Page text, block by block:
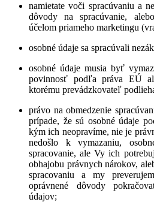
namietate voči spracúvaniu a
dôvody na spracúvanie,
účelom priameho marketingu
osobné údaje sa spracúvali
osobné údaje musia byť
povinnosť podľa práva EÚ
ktorému prevádzkovateľ
právo na obmedzenie
prípade, že sú osobné údaje
kým ich neopravíme, nie je
nedošlo k vymazaniu,
spracovanie, ale Vy ich
obhajobu právnych nárokov,
spracovaniu a my
oprávnené dôvody
údajov;